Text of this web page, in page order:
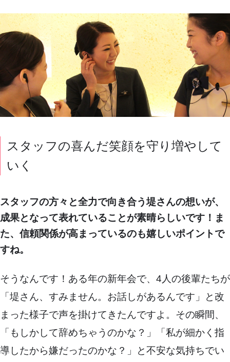
スタッフの喜んだ笑顔を守り増やして
いく
スタッフの方々と全力で向き合う堤さんの想いが、
成果となって表れていることが素晴らしいです！ま
た、信頼関係が高まっているのも嬉しいポイントで
すね。
そうなんです！ある年の新年会で、4人の後輩たちが
「堤さん、すみません。お話しがあるんです」と改
まった様子で声を掛けてきたんですよ。その瞬間、
「もしかして辞めちゃうのかな？」「私が細かく指
導したから嫌だったのかな？」と不安な気持ちでい